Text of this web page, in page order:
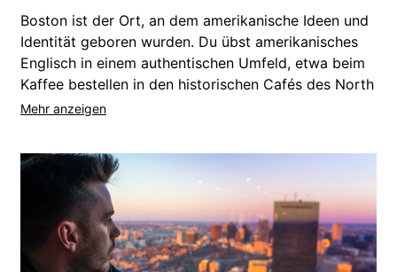
Boston ist der Ort, an dem amerikanische Ideen und
Identität geboren wurden. Du übst amerikanisches
Englisch in einem authentischen Umfeld, etwa beim
Kaffee bestellen in den historischen Cafés des North
End oder beim Erkunden von Universitätscampus
die an bestimmten Tagen freien Eintritt bieten,
Hafenpromenaden direkt vor der Haustür und
vielfältigen Stadtteilen, die du entdecken kannst,
wird das Sprachenlernen in Boston zum
Lebenserlebnis.